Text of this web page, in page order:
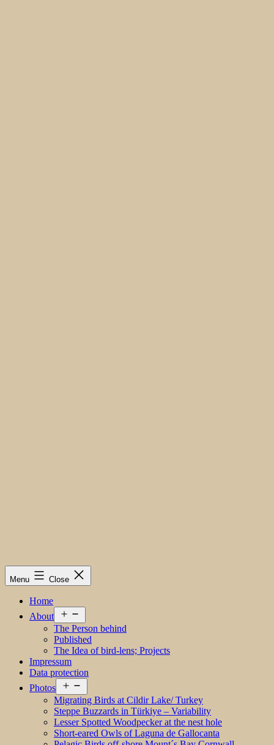
Menu Close
Home
About
menu
The Person behind
Published
The Idea of bird-lens; Projects
Impressum
Data protection
Photos
menu
Migrating Birds at Cildir Lake/ Turkey
Steppe Buzzards in Türkiye – Variability
Lesser Spotted Woodpecker at the nest hole
Short-eared Owls of Laguna de Gallocanta